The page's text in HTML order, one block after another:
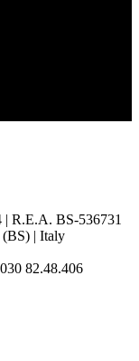
R.E.A. BS-536731
(BS) | Italy
82.48.406